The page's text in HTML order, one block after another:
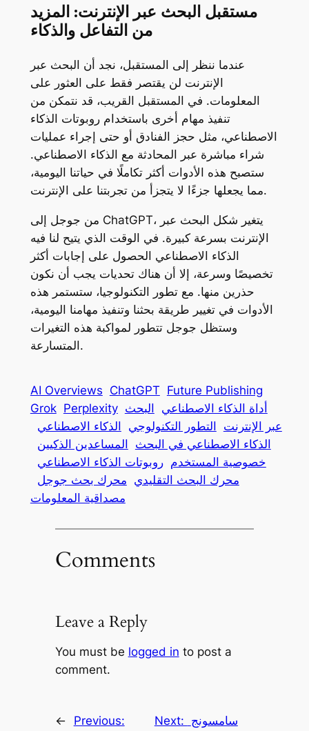
مستقبل البحث عبر الإنترنت: المزيد
من التفاعل والذكاء
عندما ننظر إلى المستقبل، نجد أن البحث عبر
الإنترنت لن يقتصر فقط على العثور على
المعلومات. في المستقبل القريب، قد نتمكن من
تنفيذ مهام أخرى باستخدام روبوتات الذكاء
الاصطناعي، مثل حجز الفنادق أو حتى إجراء عمليات
شراء مباشرة عبر المحادثة مع الذكاء الاصطناعي.
ستصبح هذه الأدوات أكثر تكاملًا في حياتنا اليومية،
مما يجعلها جزءًا لا يتجزأ من تجربتنا على الإنترنت.
ChatGPT، يتغير شكل البحث عبر
الإنترنت بسرعة كبيرة. في الوقت الذي يتيح لنا فيه
الذكاء الاصطناعي الحصول على إجابات أكثر
تخصيصًا وسرعة، إلا أن هناك تحديات يجب أن نكون
حذرين منها. مع تطور التكنولوجيا، ستستمر هذه
الأدوات في تغيير طريقة بحثنا وتنفيذ مهامنا اليومية،
وستظل جوجل تتطور لمواكبة هذه التغيرات
المتسارعة.
AI Overviews ChatGPT Future Publishing
Grok Perplexity أداة الذكاء الاصطناعي
البحث
عبر الإنترنت
التطور التكنولوجي
الذكاء الاصطناعي
الذكاء الاصطناعي في البحث
المساعدين الذكيين
خصوصية المستخدم روبوتات الذكاء الاصطناعي
محرك البحث التقليدي محرك بحث جوجل
مصداقية المعلومات
Comments
Leave a Reply
You must be logged in to post a
comment.
←
Previous:
Next: